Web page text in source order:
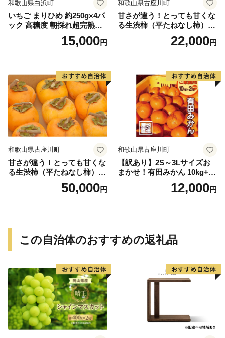
和歌山県白浜町
いちご まりひめ 約250g×4パ
ック 高糖度 朝採れ超完熟ま
りひめ 1月以降発送分
15,000円
和歌山県古座川町
甘さが違う！とっても甘くな
る生渋柿（平たねなし柿）吊
ップ付約4.5～5kg 約24～30
22,000円
和歌山県古座川町
甘さが違う！とっても甘くな
る生渋柿（平たねなし柿）吊
ップ付約14.5～15kg 約60～
50,000円
和歌山県古座川町
【訳あり】2S～3Lサイズお
まかせ！有田みかん 10kg+2k
g保証分 11月から12月下旬ま
でに順次発送致します。 / 訳
12,000円
この自治体のおすすめの返礼品